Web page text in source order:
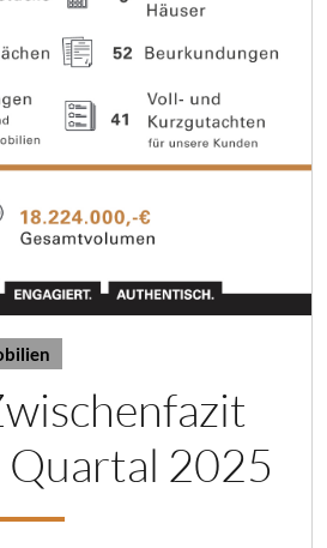
Quartal 2025